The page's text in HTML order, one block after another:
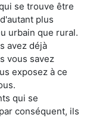
se trouve être
plus
urbain que rural.
avez déjà
vous savez
exposez à ce
qui se
conséquent, ils